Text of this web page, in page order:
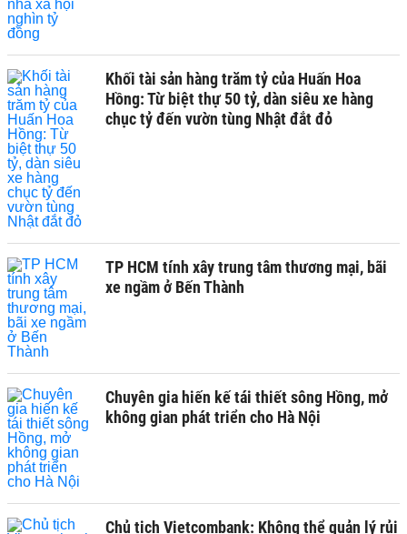
Khối tài sản hàng trăm tỷ của Huấn Hoa
Hồng: Từ biệt thự 50 tỷ, dàn siêu xe hàng
chục tỷ đến vườn tùng Nhật đắt đỏ
TP HCM tính xây trung tâm thương mại, bãi
xe ngầm ở Bến Thành
Chuyên gia hiến kế tái thiết sông Hồng, mở
không gian phát triển cho Hà Nội
Chủ tịch Vietcombank: Không thể quản lý rủi